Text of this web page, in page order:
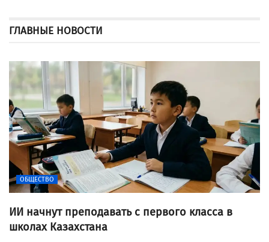
ГЛАВНЫЕ НОВОСТИ
ОБЩЕСТВО
ИИ начнут преподавать с первого класса в
школах Казахстана